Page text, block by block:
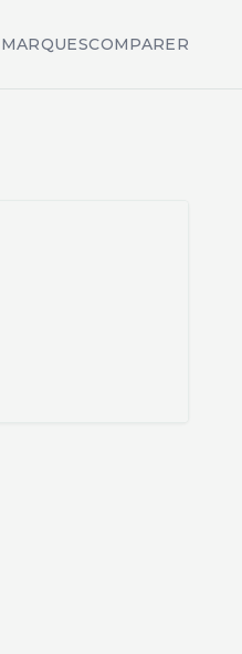
MARQUESCOMPARER